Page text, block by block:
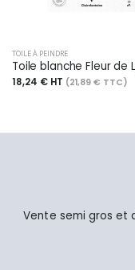
TOILE À PEINDRE
18,24 € HT (21,89 € TTC)
Vente semi gros et